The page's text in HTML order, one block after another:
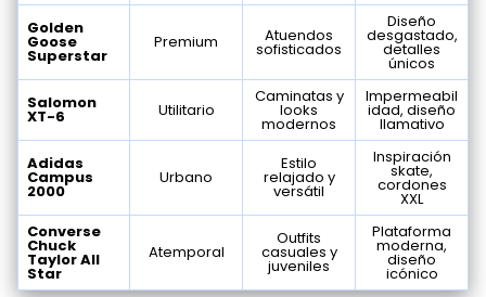
Golden
Goose
Superstar
Premium Atuendos
sofisticados
Diseño
desgastado,
detalles
únicos
Salomon
XT-6 Utilitario
Caminatas y
looks
modernos
Impermeabil
idad, diseño
llamativo
Adidas
Campus
2000
Urbano
Estilo
relajado y
versátil
Inspiración
skate,
cordones
XXL
Converse
Chuck
Taylor All
Star
Atemporal
Outfits
casuales y
juveniles
Plataforma
moderna,
diseño
icónico